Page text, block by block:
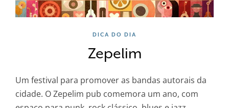
DICA DO DIA
Zepelim
Um festival para promover as bandas autorais da
cidade. O Zepelim pub comemora um ano, com